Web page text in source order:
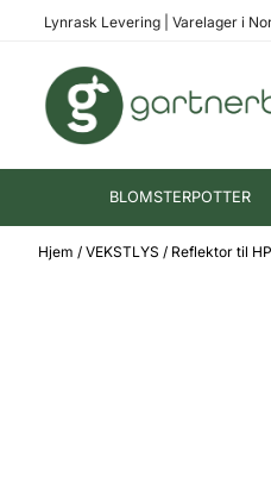
Hopp til innhold
Lynrask Levering Varelager i
BLOMSTERPOTTER
Hjem / VEKSTLYS / Reflektor til